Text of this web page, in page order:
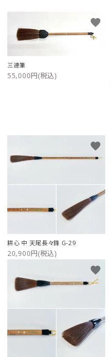
三連筆
55,000円(税込)
favorite
耕心 中 天尾長々鋒 G-29
20,900円(税込)
favorite
favorite